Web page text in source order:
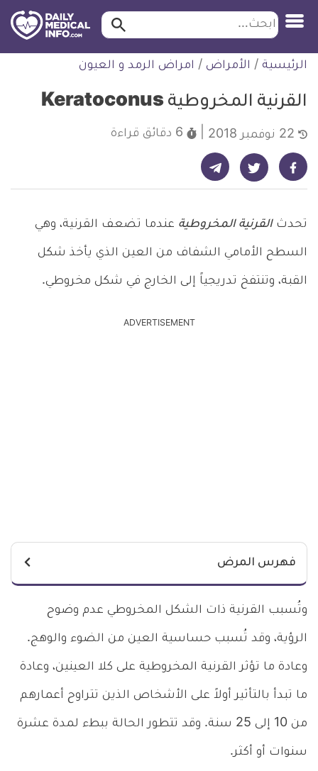
التخطي
للمحتوى
طبية
ابحث ابحث…
الرئيسية / الأمراض / امراض الرمد و العيون
القرنية المخروطية Keratoconus
6 دقائق قراءة
شارك على فيسبوك - ديلي ميديكال انفو شارك على تويتر - ديلي ميديكال انفو شارك على تيليجرام - ديلي ميديكال انفو
تحدثالقرنية المخروطية عندما تضعف القرنية، وهي
السطح الأمامي الشفاف من العين الذي يأخذ شكل
القبة، وتنتفخ تدريجياً إلى الخارج في شكل مخروطي.
ADVERTISEMENT
فهرس المرض
وتُسبب القرنية ذات الشكل المخروطي عدم وضوح
الرؤية، وقد تُسبب حساسية العين من الضوء والوهج.
وعادة ما تؤثر القرنية المخروطية على كلا العينين، وعادة
ما تبدأ بالتأثير أولاً على الأشخاص الذين تتراوح أعمارهم
من 10 إلى 25 سنة. وقد تتطور الحالة ببطء لمدة عشرة
سنوات أو أكثر.